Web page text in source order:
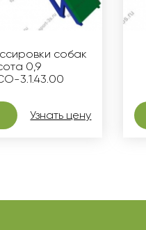
собак
0,9
3.1.43.00
Узнать цену